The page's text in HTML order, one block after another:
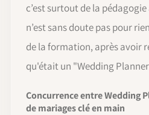
c’est surtout de la
n’est sans doute pas pour
de la formation, après avoir
qu'était un "Wedding
Concurrence entre Wedding
de mariages clé en main